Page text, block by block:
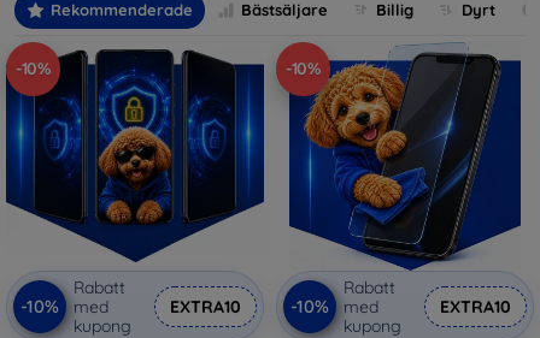
Rekommenderade Bästsäljare Billig Dyrt
-10%
-10%
Rabatt
med
kupong
EXTRA10
-10%
-10%
Rabatt
med
kupong
EXTRA10